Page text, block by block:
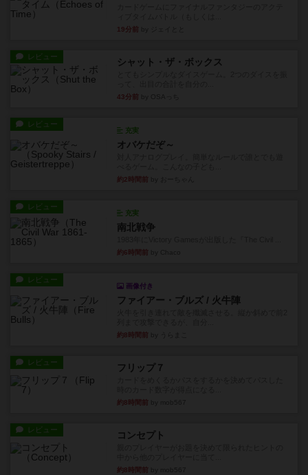
19分前
レビュー シャット・ザ・ボックス
43分前
レビュー
充実
オバケだぞ～
約2時間前
レビュー
充実
南北戦争
約6時間前
レビュー
画像付き
ファイアー・ブルズ / 火牛陣
約8時間前
レビュー フリップ７
約8時間前
レビュー コンセプト
約8時間前